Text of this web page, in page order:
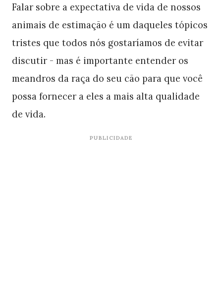
Falar sobre a expectativa de vida de nossos
animais de estimação é um daqueles tópicos
tristes que todos nós gostaríamos de evitar
discutir - mas é importante entender os
meandros da raça do seu cão para que você
possa fornecer a eles a mais alta qualidade
de vida.
PUBLICIDADE